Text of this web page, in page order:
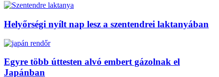
Helyőrségi nyílt nap lesz a szentendrei laktanyában
Egyre több úttesten alvó embert gázolnak el
Japánban